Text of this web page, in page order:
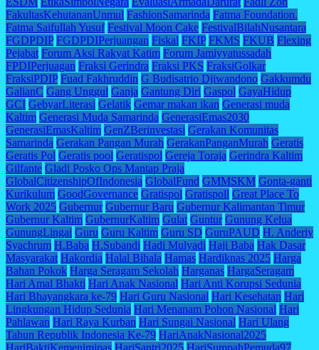
FakultasKehutananUnmul FashionSamarinda Fatma Foundation.
Fatma Saifullah Yusuf Festival Moon Cake FestivalBilahNusantara
FGDPDIP FGDPDIPerjuangan Fiskal FKIP FKMS FKUB Flexing
Pejabat Forum Aksi Rakyat Katim Forum Jamiyyatussadah
FPDIPerjuagan Fraksi Gerindra Fraksi PKS FraksiGolkar
FraksiPDIP Fuad Fakhruddin G Budisatrio Djiwandono Gakkumdu
GalianC Gang Unggul Ganja Gantung Diri Gaspol GayaHidup
GCI GebyarLiterasi Gelatik Gemar makan ikan Generasi muda
Kaltim Generasi Muda Samarinda GenerasiEmas2030
GenerasiEmasKaltim GenZBerinvestasi Gerakan Komunitas
Samarinda Gerakan Pangan Murah GerakanPanganMurah Geratis
Geratis Pol Geratis pool Geratispol Gereja Toraja Gerindra Kaltim
Gilfante Gladi Posko Ops Mantap Praja
GlobalCitizenshipOfIndonesia GlobalFund GMMSKM Gonta-ganti
Kurikulum GoodGovernance Gratispol Gratispoll Great Place To
Work 2025 Gubernur Gubernur Baru Gubernur Kalimantan Timur
Gubernur Kaltim GubernurKaltim Gulat Guntur Gunung Kelua
GunungLingai Guru Guru Kaltim Guru SD GuruPAUD H. Anderiy
Syachrum H.Baba H.Subandi Hadi Mulyadi Haji Baba Hak Dasar
Masyarakat Hakordia Halal Bihala Hamas Hardiknas 2025 Harga
Bahan Pokok Harga Seragam Sekolah Harganas HargaSeragam
Hari Amal Bhakti Hari Anak Nasional Hari Anti Korupsi Sedunia
Hari Bhayangkara ke-79 Hari Guru Nasional Hari Kesehatan Hari
Lingkungan Hidup Sedunia Hari Menanam Pohon Nasional Hari
Pahlawan Hari Raya Kurban Hari Sungai Nasional Hari Ulang
Tahun Republik Indonesia Ke-79 HariAnakNasional2025
HariBaktiKemenimipas HariSantri2025 HariSumpahPemuda97